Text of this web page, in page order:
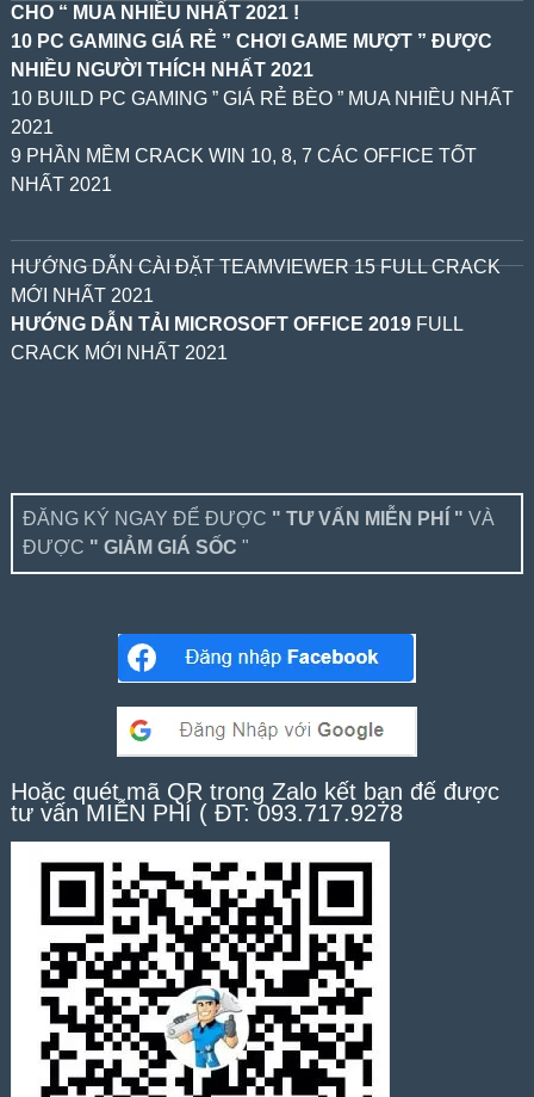
CHO “ MUA NHIỀU NHẤT 2021 !
10 PC GAMING GIÁ RẺ ” CHƠI GAME MƯỢT ” ĐƯỢC
NHIỀU NGƯỜI THÍCH NHẤT 2021
10 BUILD PC GAMING ” GIÁ RẺ BÈO ” MUA NHIỀU NHẤT
2021
9 PHẦN MỀM CRACK WIN 10, 8, 7 CÁC OFFICE TỐT
NHẤT 2021
HƯỚNG DẪN CÀI ĐẶT TEAMVIEWER 15 FULL CRACK
MỚI NHẤT 2021
HƯỚNG DẪN TẢI MICROSOFT OFFICE 2019FULL
CRACK MỚI NHẤT 2021
ĐĂNG KÝ NGAY ĐỂ ĐƯỢC " TƯ VẤN MIỄN PHÍ " VÀ
ĐƯỢC " GIẢM GIÁ SỐC "
Hoặc quét mã QR trong Zalo kết bạn để được
tư vấn MIỄN PHÍ ( ĐT: 093.717.9278